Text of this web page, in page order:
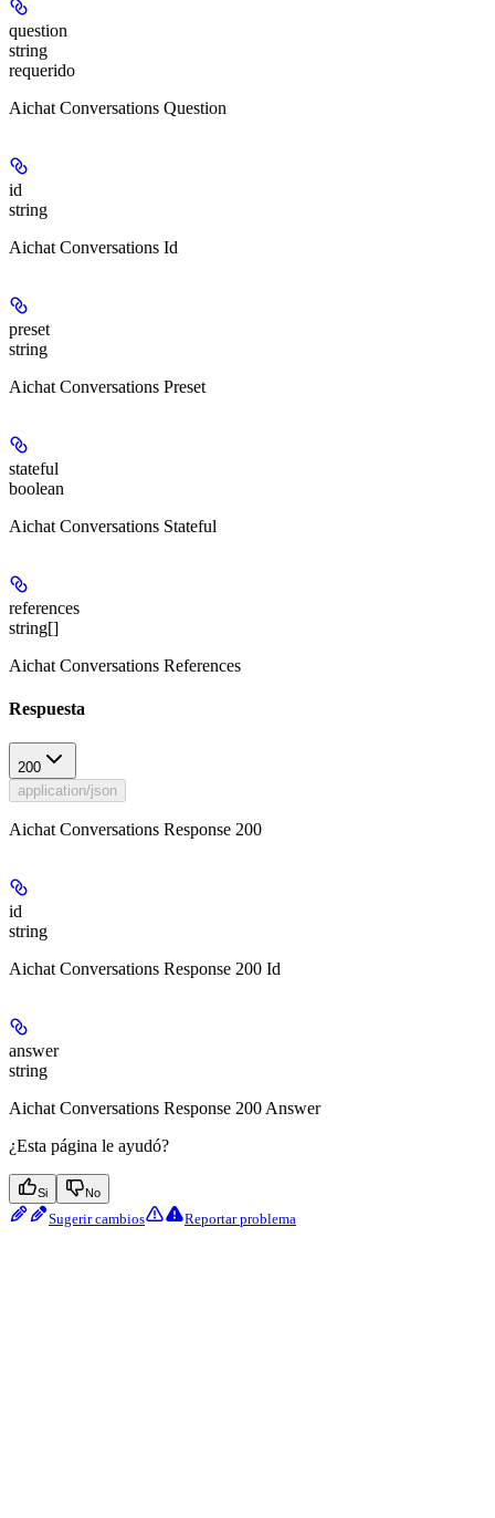
question
string
requerido
Aichat Conversations Question
id
string
Aichat Conversations Id
preset
string
Aichat Conversations Preset
stateful
boolean
Aichat Conversations Stateful
references
string[]
Aichat Conversations References
Respuesta
200
application/json
Aichat Conversations Response 200
id
string
Aichat Conversations Response 200 Id
answer
string
Aichat Conversations Response 200 Answer
¿Esta página le ayudó?
Si No
Sugerir cambios Reportar problema